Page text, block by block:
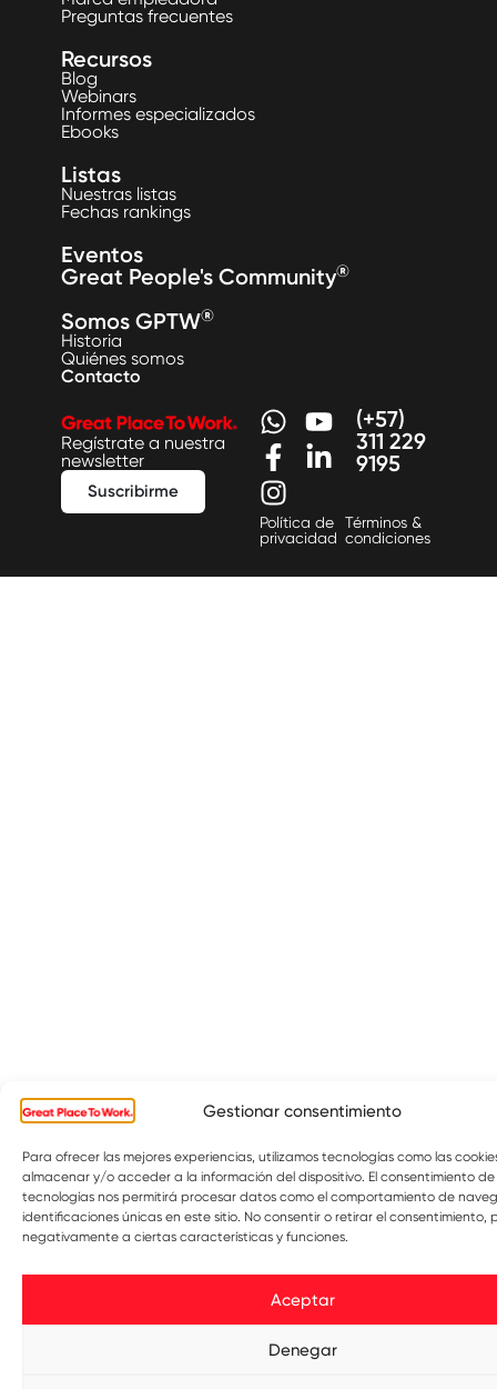
Gestionar consentimiento
Para ofrecer las mejores experiencias, utilizamos tecnologías como las
almacenar y/o acceder a la información del dispositivo. El consentimiento
tecnologías nos permitirá procesar datos como el comportamiento de
identificaciones únicas en este sitio. No consentir o retirar el
negativamente a ciertas características y funciones.
Aceptar
Denegar
Preguntas frecuentes
Recursos
Blog
Webinars
Informes especializados
Ebooks
Listas
Nuestras listas
Fechas rankings
Eventos
Great People's Community®
Somos GPTW®
Historia
Quiénes somos
Contacto
Regístrate a nuestra
newsletter
Suscribirme
(+57)
311 229
9195
Política de
privacidad
Términos &
condiciones